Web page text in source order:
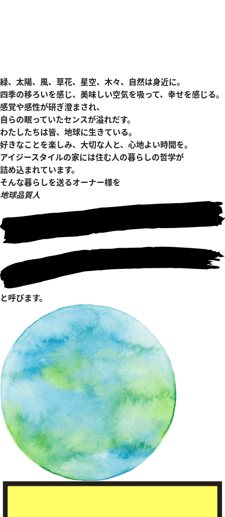
緑、太陽、風、草花、星空、木々、自然は身近に。
四季の移ろいを感じ、美味しい空気を吸って、幸せを感じる。
感覚や感性が研ぎ澄まされ、
自らの眠っていたセンスが溢れだす。
わたしたちは皆、地球に生きている。
好きなことを楽しみ、大切な人と、心地よい時間を。
アイジースタイルの家には住む人の暮らしの哲学が
詰め込まれています。
そんな暮らしを送るオーナー様を
地球品質人
と呼びます。